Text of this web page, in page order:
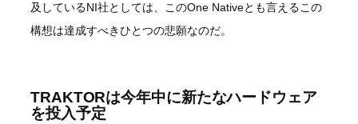
及しているNI社としては、このOne Nativeとも言えるこの
構想は達成すべきひとつの悲願なのだ。
TRAKTORは今年中に新たなハードウェア
を投入予定